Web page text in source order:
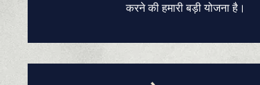
करने की हमारी बड़ी योजना है।